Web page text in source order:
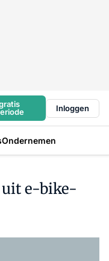
Inloggen
Ondernemen
uit e-bike-